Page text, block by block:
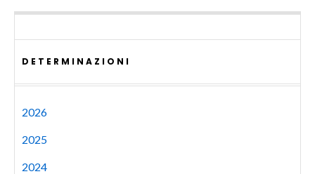
DETERMINAZIONI
2026
2025
2024